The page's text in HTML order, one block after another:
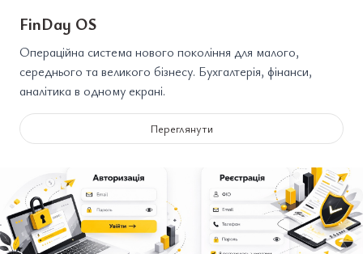
FinDay OS
Операційна система нового покоління для малого,
середнього та великого бізнесу. Бухгалтерія, фінанси,
аналітика в одному екрані.
Переглянути